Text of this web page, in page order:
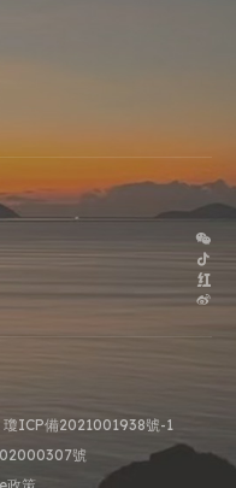
瓊ICP備2021001938號-1
號
政策